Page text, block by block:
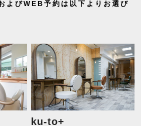
よびWEB予約は以下よりお選び
ku-to+